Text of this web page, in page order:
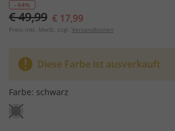
- 64%
€ 49,99 € 17,99
Preis inkl. MwSt. zzgl. Versandkosten
Diese Farbe ist ausverkauft
Farbe: schwarz